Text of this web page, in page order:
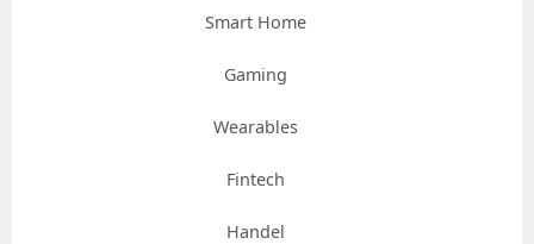
Smart Home
Gaming
Wearables
Fintech
Handel